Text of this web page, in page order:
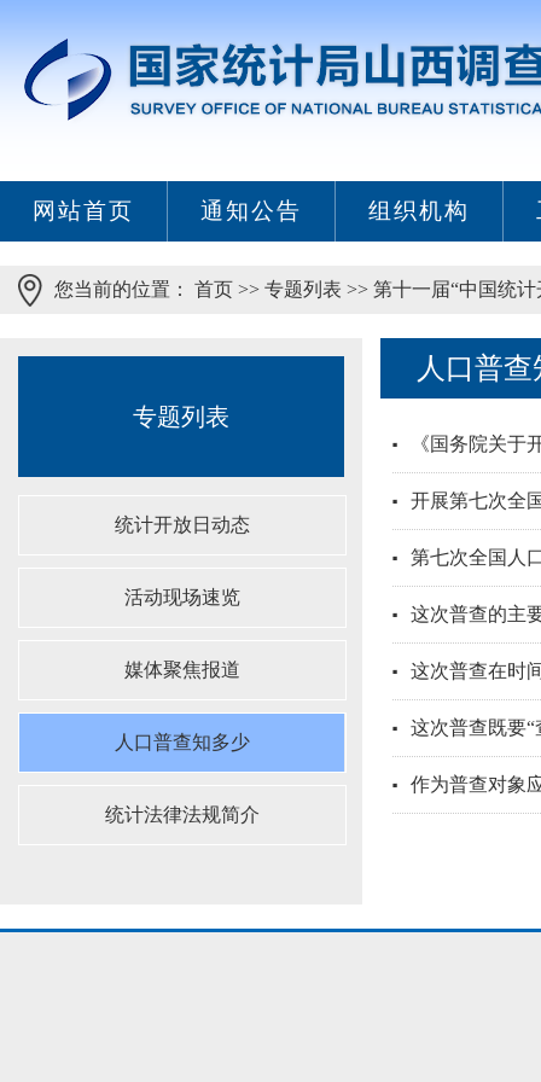
网站首页 通知公告 组织机构
您当前的位置： 首页 >> 专题列表 >> 第十一届“中国统计
专题列表
统计开放日动态
活动现场速览
媒体聚焦报道
人口普查知多少
统计法律法规简介
人口普
《国务院关于
开展第七次全
第七次全国人
这次普查的主
这次普查在时
这次普查既要“
作为普查对象